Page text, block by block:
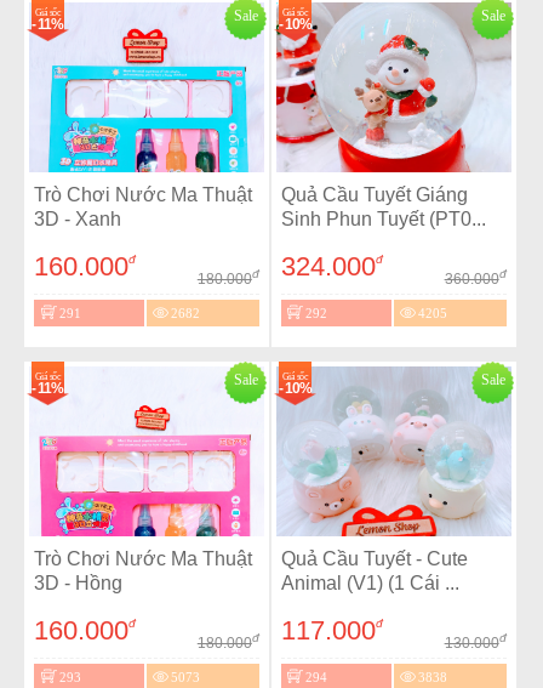
Sale
Giá sốc
- 11%
Trò Chơi Nước Ma Thuật
3D - Xanh
160.000đ
180.000đ
291 2682
Sale
Giá sốc
- 10%
Quả Cầu Tuyết Giáng
Sinh Phun Tuyết (PT0...
324.000đ
360.000đ
292 4205
Sale
Giá sốc
- 11%
Trò Chơi Nước Ma Thuật
3D - Hồng
160.000đ
180.000đ
293 5073
Sale
Giá sốc
- 10%
Quả Cầu Tuyết - Cute
Animal (V1) (1 Cái ...
117.000đ
130.000đ
294 3838